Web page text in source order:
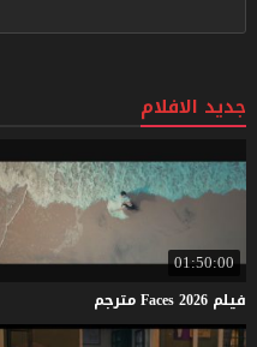
جديد الافلام
01:50:00
فيلم Faces2026 مترجم